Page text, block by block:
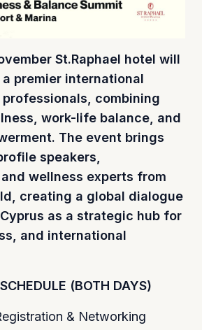
St.Raphael hotel will
a premier international
combining
work-life balance, and
The event brings
speakers,
wellness experts from
creating a global dialogue
as a strategic hub for
and international
(BOTH DAYS)
& Networking